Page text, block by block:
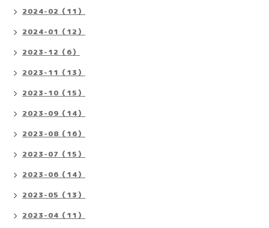
2024-02（11）
2024-01（12）
2023-12（6）
2023-11（13）
2023-10（15）
2023-09（14）
2023-08（16）
2023-07（15）
2023-06（14）
2023-05（13）
2023-04（11）